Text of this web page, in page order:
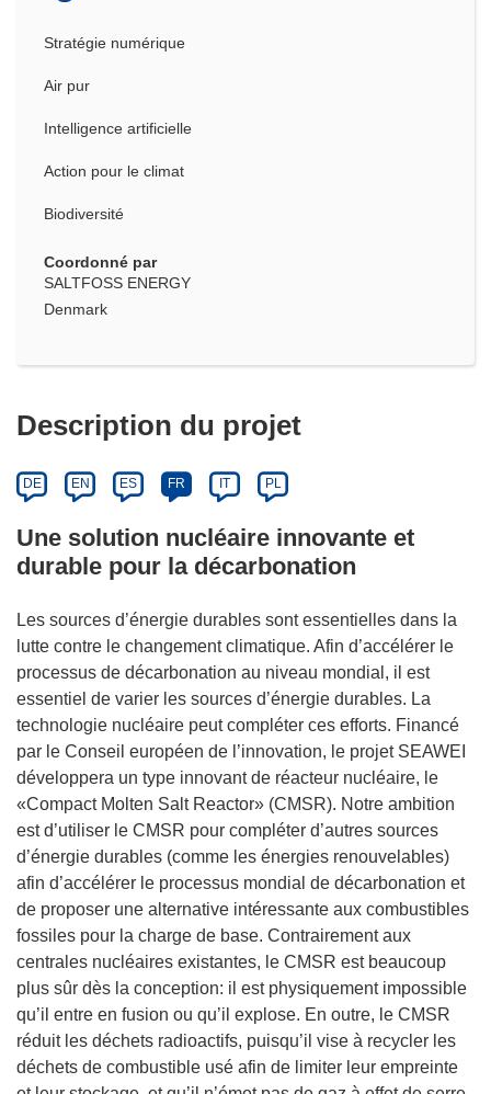
Stratégie numérique
Air pur
Intelligence artificielle
Action pour le climat
Biodiversité
Coordonné par
SALTFOSS ENERGY
Denmark
Description du projet
DE EN ES FR IT PL
Une solution nucléaire innovante et
durable pour la décarbonation
Les sources d’énergie durables sont essentielles dans la
lutte contre le changement climatique. Afin d’accélérer le
processus de décarbonation au niveau mondial, il est
essentiel de varier les sources d’énergie durables. La
technologie nucléaire peut compléter ces efforts. Financé
par le Conseil européen de l’innovation, le projet SEAWEI
développera un type innovant de réacteur nucléaire, le
«Compact Molten Salt Reactor» (CMSR). Notre ambition
est d’utiliser le CMSR pour compléter d’autres sources
d’énergie durables (comme les énergies renouvelables)
afin d’accélérer le processus mondial de décarbonation et
de proposer une alternative intéressante aux combustibles
fossiles pour la charge de base. Contrairement aux
centrales nucléaires existantes, le CMSR est beaucoup
plus sûr dès la conception: il est physiquement impossible
qu’il entre en fusion ou qu’il explose. En outre, le CMSR
réduit les déchets radioactifs, puisqu’il vise à recycler les
déchets de combustible usé afin de limiter leur empreinte